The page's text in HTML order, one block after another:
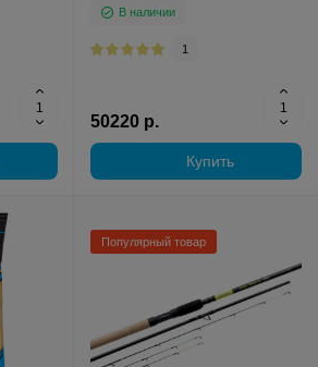
В наличии
1
50220 р.
Купить
Популярный товар